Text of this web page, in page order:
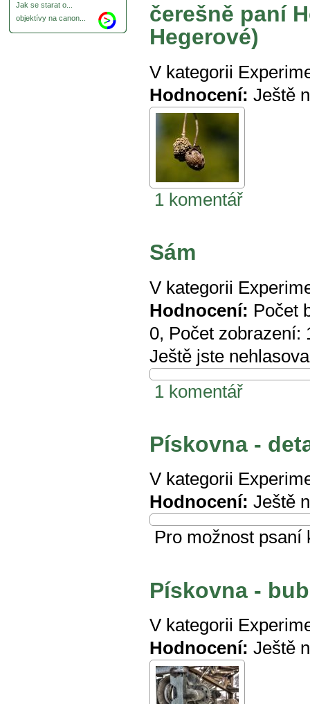
Jak se starat o...
objektívy na canon...
čerešně paní
Hegerové)
V kategorii
Hodnocení: Ještě
1 komentář
Sám
V kategorii
Hodnocení: Počet
0, Počet zobrazení:
Ještě jste
1 komentář
Pískovna -
V kategorii
Hodnocení: Ještě
Pro možnost
Pískovna -
V kategorii
Hodnocení: Ještě